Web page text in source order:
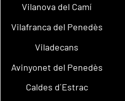
Vilanova del Camí
Vilafranca del Penedès
Viladecans
Avinyonet del Penedès
Caldes d´Estrac